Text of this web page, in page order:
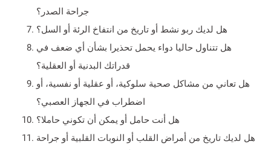
جراحة الصدر؟
هل لديك ربو نشط أو تاريخ من انتفاخ الرئة أو السل؟
هل تتناول حاليا دواء يحمل تحذيرا بشأن أي ضعف في
قدراتك البدنية أو العقلية؟
هل تعاني من مشاكل صحية سلوكية، أو عقلية أو نفسية، أو
اضطراب في الجهاز العصبي؟
هل أنت حامل أو يمكن أن تكوني حاملا؟
هل لديك تاريخ من أمراض القلب أو النوبات القلبية أو جراحة